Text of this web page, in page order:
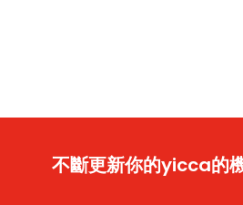
不斷更新你的yicca的